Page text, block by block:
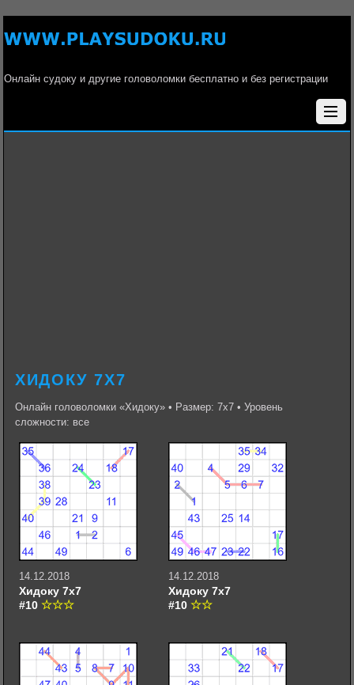
Онлайн судоку и другие головоломки бесплатно и без регистрации
ХИДОКУ 7Х7
Онлайн головоломки «Хидоку» • Размер: 7х7 • Уровень
сложности: все
14.12.2018
Хидоку 7х7
#10
14.12.2018
Хидоку 7х7
#10